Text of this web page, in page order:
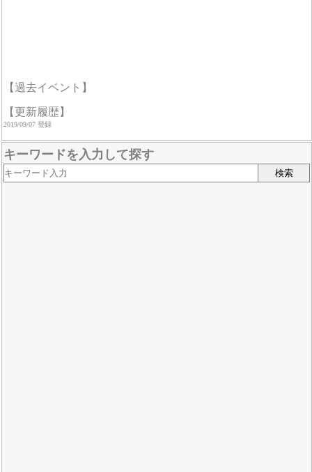
【過去イベント】
【更新履歴】
2019/09/07 登録
キーワードを入力して探す